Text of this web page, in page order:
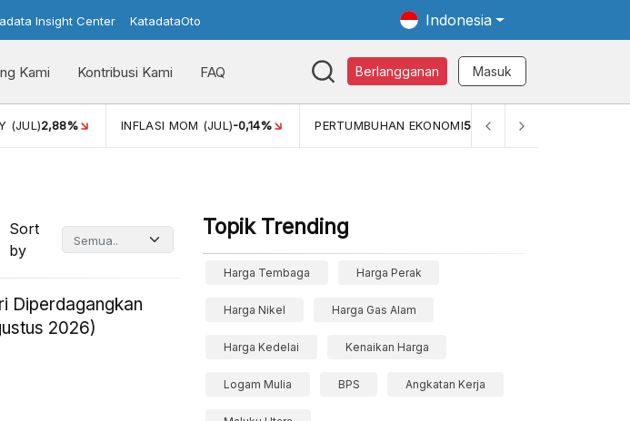
Insight Center KatadataOto Indonesia
Kami Kontribusi Kami FAQ Berlangganan Masuk
(JUL)2,88% INFLASI MOM (JUL)-0,14% PERTUMBUHAN EKONOMI5,11%
Sort
by
Diperdagangkan
2026)
Topik Trending
Harga Tembaga Harga Perak
Harga Nikel Harga Gas Alam
Harga Kedelai Kenaikan Harga
Logam Mulia BPS Angkatan Kerja